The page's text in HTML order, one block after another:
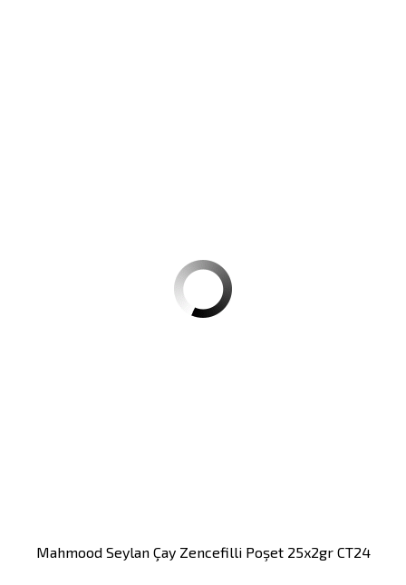
Mahmood Seylan Çay Zencefilli Poşet 25x2gr CT24